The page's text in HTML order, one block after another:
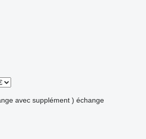
avec supplément ) échange